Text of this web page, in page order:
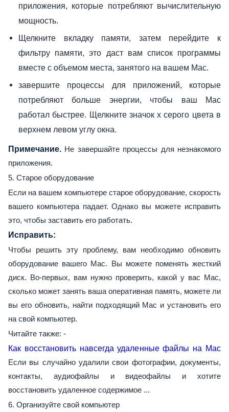
приложения, которые потребляют вычислительную
мощность.
Щелкните вкладку памяти, затем перейдите к
фильтру памяти, это даст вам список программы
вместе с объемом места, занятого на вашем Mac.
завершите процессы для приложений, которые
потребляют больше энергии, чтобы ваш Mac
работал быстрее. Щелкните значок x серого цвета в
верхнем левом углу окна.
Примечание. Не завершайте процессы для незнакомого
приложения.
5. Старое оборудование
Если на вашем компьютере старое оборудование, скорость
вашего компьютера падает. Однако вы можете исправить
это, чтобы заставить его работать.
Исправить:
Чтобы решить эту проблему, вам необходимо обновить
оборудование вашего Mac. Вы можете поменять жесткий
диск. Во-первых, вам нужно проверить, какой у вас Mac,
сколько может занять ваша оперативная память, можете ли
вы его обновить, найти подходящий Mac и установить его
на свой компьютер.
Читайте также: -
Как восстановить навсегда удаленные файлы на Mac
Если вы случайно удалили свои фотографии, документы,
контакты, аудиофайлы и видеофайлы и хотите
восстановить удаленное содержимое ...
6. Организуйте свой компьютер